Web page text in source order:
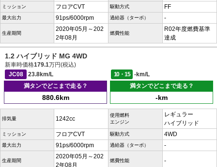
ミッション フロアCVT 駆動方式 FF
最大出力 91ps/6000rpm 過給器（ターボ） -
生産期間
2020年05月～202
2年08月
燃費性能
R02年度燃費基準
達成
1.2 ハイブリッド MG 4WD
新車時価格179.1万円(税込)
JC08
23.8km/L 10・15
-km/L
満タンでどこまで走る？
880.6km
満タンでどこまで走る？
-km
排気量 1242cc
使用燃料
エンジン
レギュラー
ハイブリッド
ミッション フロアCVT 駆動方式 4WD
最大出力 91ps/6000rpm 過給器（ターボ） -
生産期間
2020年05月～202
2年08月
燃費性能 -